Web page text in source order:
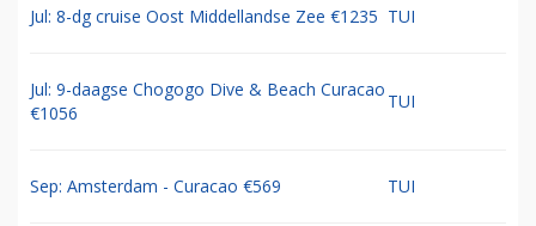
Jul: 8-dg cruise Oost Middellandse Zee €1235 TUI
Jul: 9-daagse Chogogo Dive & Beach Curacao
€1056
TUI
Sep: Amsterdam - Curacao €569 TUI